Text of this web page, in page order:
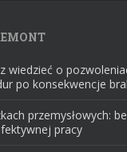
wiedzieć o
po konsekwencje
przemysłowych:
pracy